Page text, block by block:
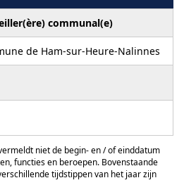
communal(e)
de Ham-sur-Heure-Nalinnes
niet de begin- en / of einddatum
functies en beroepen. Bovenstaande
tijdstippen van het jaar zijn